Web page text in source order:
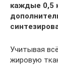
каждые 0,5
Учитывая
жировую